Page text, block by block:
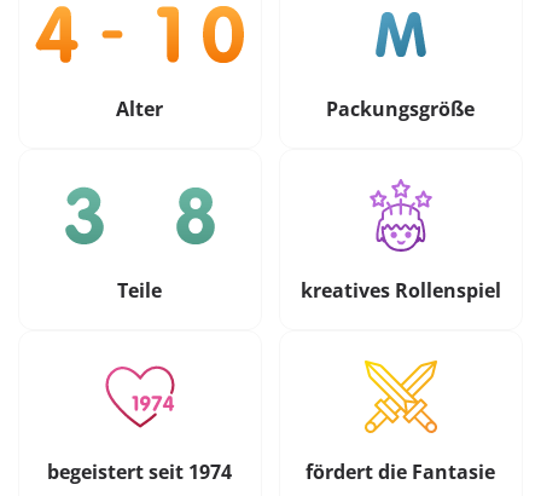
Alter Packungsgröße
Teile kreatives Rollenspiel
begeistert seit 1974 fördert die Fantasie